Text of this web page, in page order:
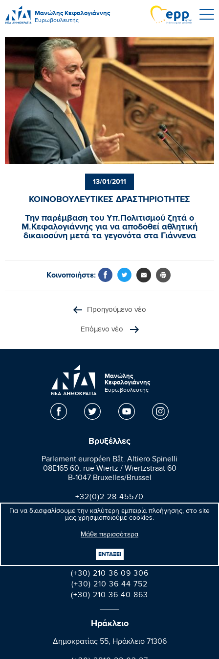
Μανώλης Κεφαλογιάννης
Ευρωβουλευτής
Για να διασφαλίσουμε την καλύτερη εμπειρία πλοήγησης, στο site
μας χρησιμοποιούμε cookies.
Μάθε περισσότερα
ΕΝΤΑΞΕΙ
13/01/2011
ΚΟΙΝΟΒΟΥΛΕΥΤΙΚΕΣ ΔΡΑΣΤΗΡΙΟΤΗΤΕΣ
Την παρέμβαση του Υπ.Πολιτισμού ζητά ο
Μ.Κεφαλογιάννης για να αποδοθεί αθλητική
δικαιοσύνη μετά τα γεγονότα στα Γιάννενα
Κοινοποιήστε:
Προηγούμενο νέο
Επόμενο νέο
Μανώλης
Κεφαλογιάννης
Ευρωβουλευτής
Βρυξέλλες
Parlement européen Bât. Altiero Spinelli
08E165 60, rue Wiertz / Wiertzstraat 60
B-1047 Bruxelles/Brussel
+32(0)2 28 45570
+32(0)2 28 49570
Αθήνα
Βαλαωρίτου 9A, Aθήνα 106 71
(+30) 210 36 09 306
(+30) 210 36 44 752
(+30) 210 36 40 863
Ηράκλειο
Δημοκρατίας 55, Ηράκλειο 71306